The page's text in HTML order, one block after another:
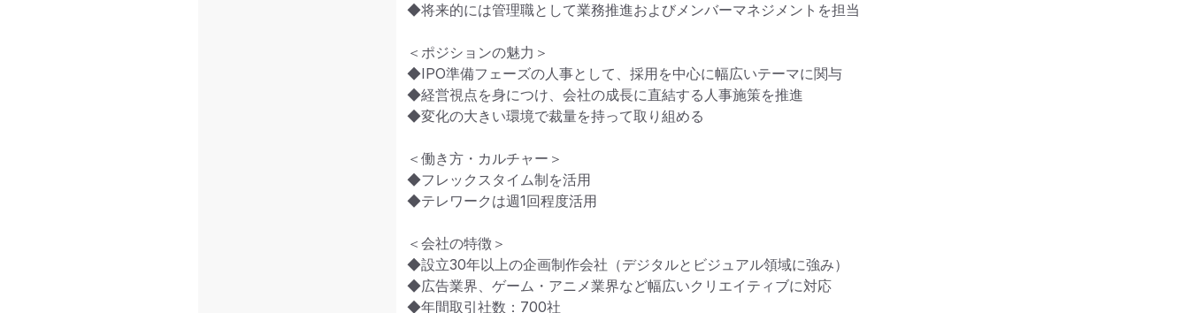
◆将来的には管理職として業務推進およびメンバーマネジメントを担当
＜ポジションの魅力＞
◆IPO準備フェーズの人事として、採用を中心に幅広いテーマに関与
◆経営視点を身につけ、会社の成長に直結する人事施策を推進
◆変化の大きい環境で裁量を持って取り組める
＜働き方・カルチャー＞
◆フレックスタイム制を活用
◆テレワークは週1回程度活用
＜会社の特徴＞
◆設立30年以上の企画制作会社（デジタルとビジュアル領域に強み）
◆広告業界、ゲーム・アニメ業界など幅広いクリエイティブに対応
◆年間取引社数：700社